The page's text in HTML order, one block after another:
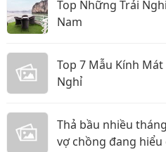
Top Những Trải
Nam
Top 7 Mẫu Kính
Nghỉ
Thả bầu nhiều
vợ chồng đang